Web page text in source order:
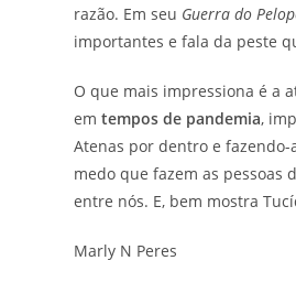
razão. Em seu Guerra do
importantes e fala da peste
O que mais impressiona é a
em tempos de pandemia,
Atenas por dentro e
medo que fazem as pessoas
entre nós. E, bem mostra
Marly N Peres